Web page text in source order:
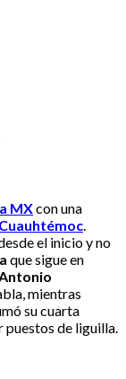
MXcon una
el inicio y no
que sigue en
Antonio
mientras
su cuarta
puestos de liguilla.